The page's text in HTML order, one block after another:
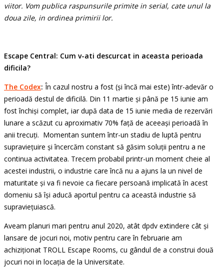
viitor. Vom publica raspunsurile primite in serial, cate unul la
doua zile, in ordinea primirii lor.
Escape Central: Cum v-ati descurcat in aceasta perioada
dificila?
The Codex: În cazul nostru a fost (și încă mai este) într-adevăr o
perioadă destul de dificilă. Din 11 martie și până pe 15 iunie am
fost închiși complet, iar după data de 15 iunie media de rezervări
lunare a scăzut cu aproximativ 70% față de aceeași perioadă în
anii trecuți. Momentan suntem într-un stadiu de luptă pentru
supraviețuire și încercăm constant să găsim soluții pentru a ne
continua activitatea. Trecem probabil printr-un moment cheie al
acestei industrii, o industrie care încă nu a ajuns la un nivel de
maturitate și va fi nevoie ca fiecare persoană implicată în acest
domeniu să își aducă aportul pentru ca această industrie să
supraviețuiască.
Aveam planuri mari pentru anul 2020, atât dpdv extindere cât și
lansare de jocuri noi, motiv pentru care în februarie am
achiziționat TROLL Escape Rooms, cu gândul de a construi două
jocuri noi in locația de la Universitate.